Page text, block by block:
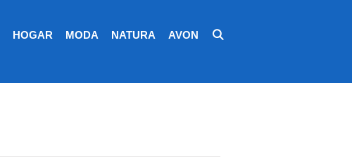
HOGAR MODA NATURA AVON